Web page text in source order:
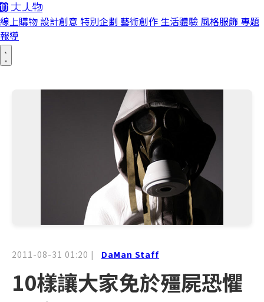
線上購物 設計創意 特別企劃 藝術創作 生活體驗 風格服飾 專題
報導
2011-08-31 01:20 | DaMan Staff
10樣讓大家免於殭屍恐懼